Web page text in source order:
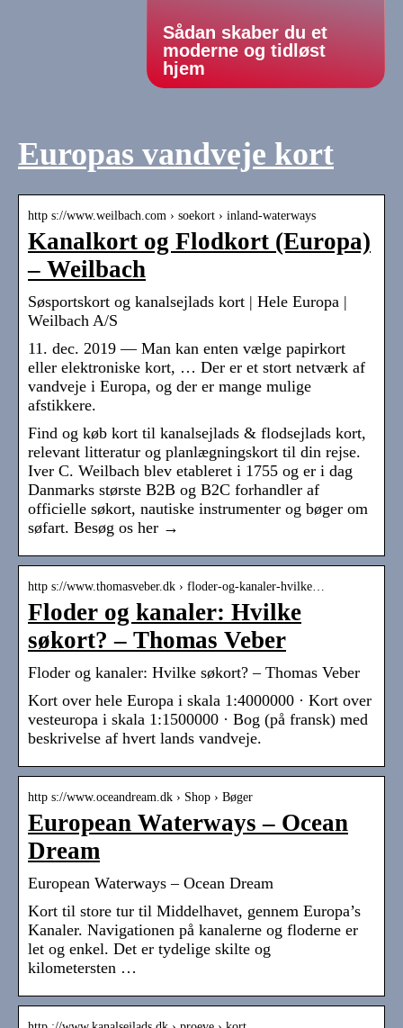
Sådan skaber du et
moderne og tidløst
hjem
Europas vandveje kort
http s://www.weilbach.com › soekort › inland-waterways
Kanalkort og Flodkort (Europa)
– Weilbach
Søsportskort og kanalsejlads kort | Hele Europa |
Weilbach A/S
11. dec. 2019 — Man kan enten vælge papirkort
eller elektroniske kort, … Der er et stort netværk af
vandveje i Europa, og der er mange mulige
afstikkere.
Find og køb kort til kanalsejlads & flodsejlads kort,
relevant litteratur og planlægningskort til din rejse.
Iver C. Weilbach blev etableret i 1755 og er i dag
Danmarks største B2B og B2C forhandler af
officielle søkort, nautiske instrumenter og bøger om
søfart. Besøg os her →
http s://www.thomasveber.dk › floder-og-kanaler-hvilke…
Floder og kanaler: Hvilke
søkort? – Thomas Veber
Floder og kanaler: Hvilke søkort? – Thomas Veber
Kort over hele Europa i skala 1:4000000 · Kort over
vesteuropa i skala 1:1500000 · Bog (på fransk) med
beskrivelse af hvert lands vandveje.
http s://www.oceandream.dk › Shop › Bøger
European Waterways – Ocean
Dream
European Waterways – Ocean Dream
Kort til store tur til Middelhavet, gennem Europa’s
Kanaler. Navigationen på kanalerne og floderne er
let og enkel. Det er tydelige skilte og
kilometersten …